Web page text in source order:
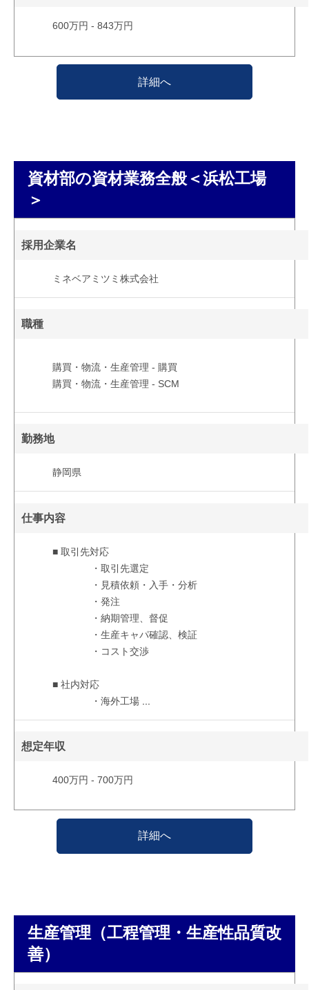
600万円 - 843万円
詳細へ
資材部の資材業務全般＜浜松工場
＞
採用企業名
ミネベアミツミ株式会社
職種
購買・物流・生産管理 - 購買
購買・物流・生産管理 - SCM
勤務地
静岡県
仕事内容
■ 取引先対応
・取引先選定
・見積依頼・入手・分析
・発注
・納期管理、督促
・生産キャパ確認、検証
・コスト交渉
■ 社内対応
・海外工場
想定年収
400万円 - 700万円
詳細へ
生産管理（工程管理・生産性品質改
善）